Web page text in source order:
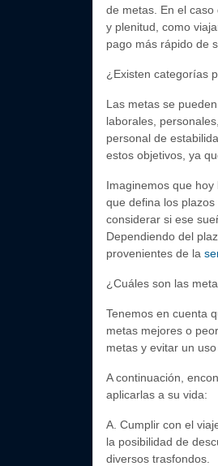
de metas. En el
y plenitud, como
pago más rápido de
¿Existen categorías
Las metas se
laborales,
personal de
estos objetivos, ya
Imaginemos que
que defina los
considerar si ese
Dependiendo del
provenientes de la
¿Cuáles son las
Tenemos en cuenta
metas mejores o
metas y evitar un
A continuación,
aplicarlas a su vida:
A. Cumplir con el
la posibilidad de
diversos trasfondos.